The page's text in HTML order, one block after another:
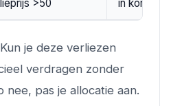
>50
in korte
je deze verliezen
verdragen zonder
nee, pas je allocatie aan.